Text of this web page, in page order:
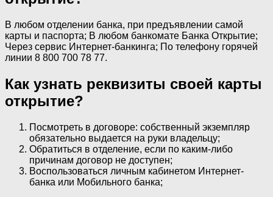
В любом отделении банка, при предъявлении самой
карты и паспорта; В любом банкомате Банка Открытие;
Через сервис Интернет-банкинга; По телефону горячей
линии 8 800 700 78 77.
Как узнать реквизиты своей карты
открытие?
Посмотреть в договоре: собственный экземпляр
обязательно выдается на руки владельцу;
Обратиться в отделение, если по каким-либо
причинам договор не доступен;
Воспользоваться личным кабинетом Интернет-
банка или Мобильного банка;